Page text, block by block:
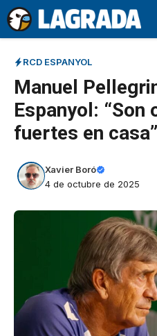
Saltar
al
contenido
RCD ESPANYOL
Manuel
Espanyol: “Son
fuertes en casa”
Xavier Boró
4 de octubre de 2025